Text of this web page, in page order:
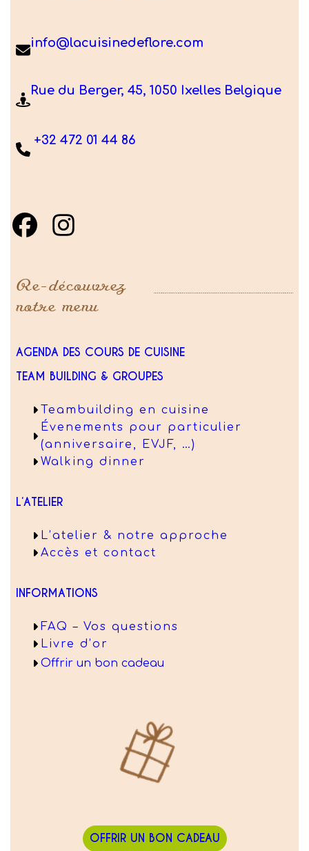
info@lacuisinedeflore.com
Rue du Berger, 45, 1050 Ixelles Belgique
+32 472 01 44 86
Re-découvrez
notre menu
AGENDA DES COURS DE CUISINE
TEAM BUILDING & GROUPES
Teambuilding en cuisine
Évenements pour particulier
(anniversaire, EVJF, …)
Walking dinner
L’ATELIER
L’atelier & notre approche
Accès et contact
INFORMATIONS
FAQ – Vos questions
Livre d’or
Offrir un bon cadeau
OFFRIR UN BON CADEAU